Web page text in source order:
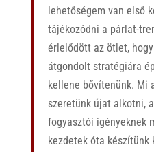
lehetőségem van első
tájékozódni a párlat-
érlelődött az ötlet,
átgondolt stratégiára
kellene bővítenünk. Mi
szeretünk újat alkotni,
fogyasztói igényeknek
kezdetek óta készítünk